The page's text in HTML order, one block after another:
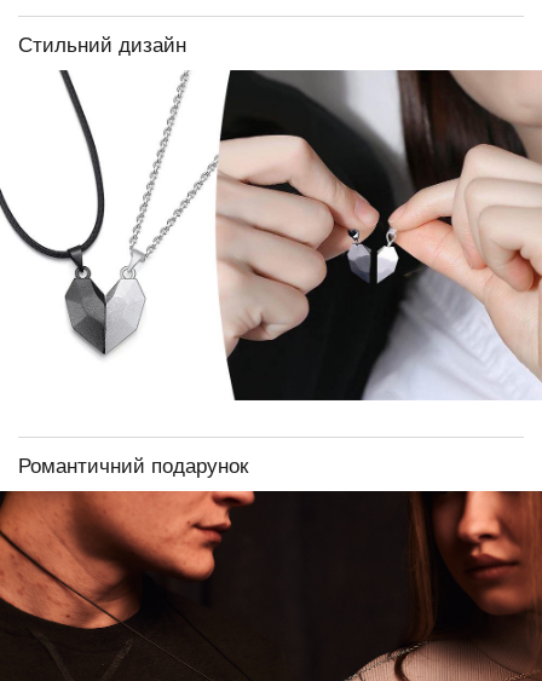
Стильний дизайн
Романтичний подарунок